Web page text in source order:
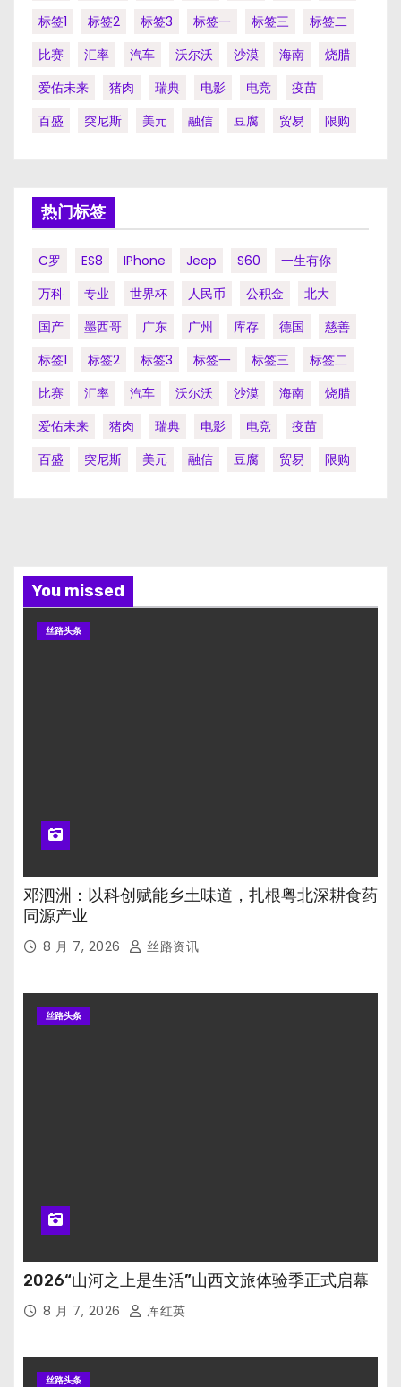
标签1 标签2 标签3 标签一 标签三
标签二
比赛
汇率 汽车 沃尔沃 沙漠 海南
烧腊
爱佑未来
猪肉 瑞典 电影 电竞
疫苗
百盛
突尼斯 美元 融信 豆腐 贸易 限购
热门标签
C罗 ES8 IPhone Jeep S60
一生有你
万科
专业 世界杯 人民币 公积金
北大
国产
墨西哥 广东 广州 库存 德国
慈善
标签1
标签2 标签3 标签一 标签三
标签二
比赛
汇率 汽车 沃尔沃 沙漠 海南
烧腊
爱佑未来
猪肉 瑞典 电影 电竞
疫苗
百盛
突尼斯 美元 融信 豆腐 贸易 限购
You missed
丝路头条
邓泗洲：以科创赋能乡土味道，扎根粤北深耕食药
同源产业
8 月 7, 2026 丝路资讯
丝路头条
2026“山河之上是生活”山西文旅体验季正式启幕
8 月 7, 2026 厍红英
丝路头条